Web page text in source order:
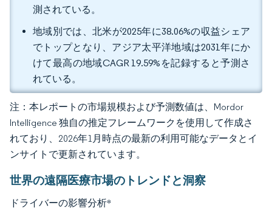
測されている。
地域別では、北米が2025年に38.06%の収益シェア
でトップとなり、アジア太平洋地域は2031年にか
けて最高の地域CAGR 19.59%を記録すると予測さ
れている。
注：本レポートの市場規模および予測数値は、Mordor
Intelligence 独自の推定フレームワークを使用して作成さ
れており、2026年1月時点の最新の利用可能なデータとイ
ンサイトで更新されています。
世界の遠隔医療市場のトレンドと洞察
ドライバーの影響分析*